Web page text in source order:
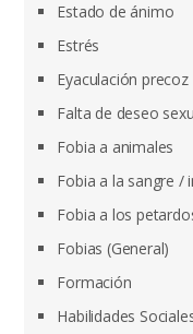
Estado de ánimo
Estrés
Eyaculación precoz
Falta de deseo
Fobia a animales
Fobia a la sangre /
Fobia a los
Fobias (General)
Formación
Habilidades